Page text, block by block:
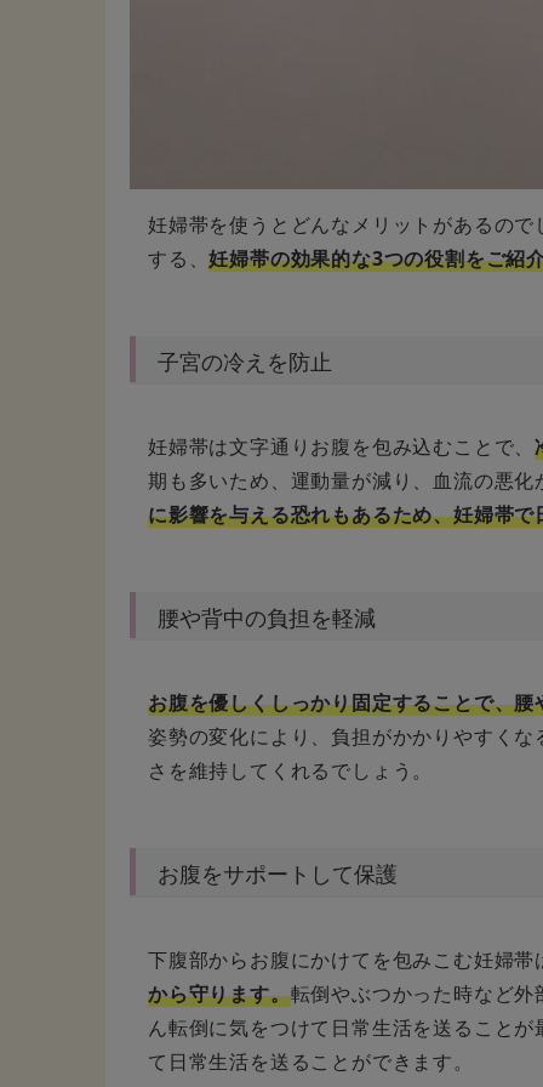
妊婦帯を使うとどんなメリットがあるの
する、妊婦帯の効果的な3つの役割をご紹
子宮の冷えを防止
妊婦帯は文字通りお腹を包み込むことで、
期も多いため、運動量が減り、血流の悪
に影響を与える恐れもあるため、妊婦帯
腰や背中の負担を軽減
お腹を優しくしっかり固定することで、
姿勢の変化により、負担がかかりやすく
さを維持してくれるでしょう。
お腹をサポートして保護
下腹部からお腹にかけてを包みこむ妊婦帯
から守ります。転倒やぶつかった時など
ん転倒に気をつけて日常生活を送ること
て日常生活を送ることができます。